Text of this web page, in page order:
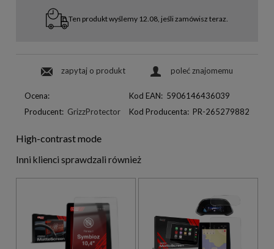
Ten produkt wyślemy 12.08, jeśli zamówisz teraz.
zapytaj o produkt poleć znajomemu
Ocena:
Producent: GrizzProtector
Kod EAN: 5906146436039
Kod Producenta: PR-265279882
High-contrast mode
Inni klienci sprawdzali również